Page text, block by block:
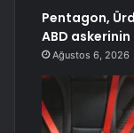
Pentagon,
ABD
Ağustos 6, 2026